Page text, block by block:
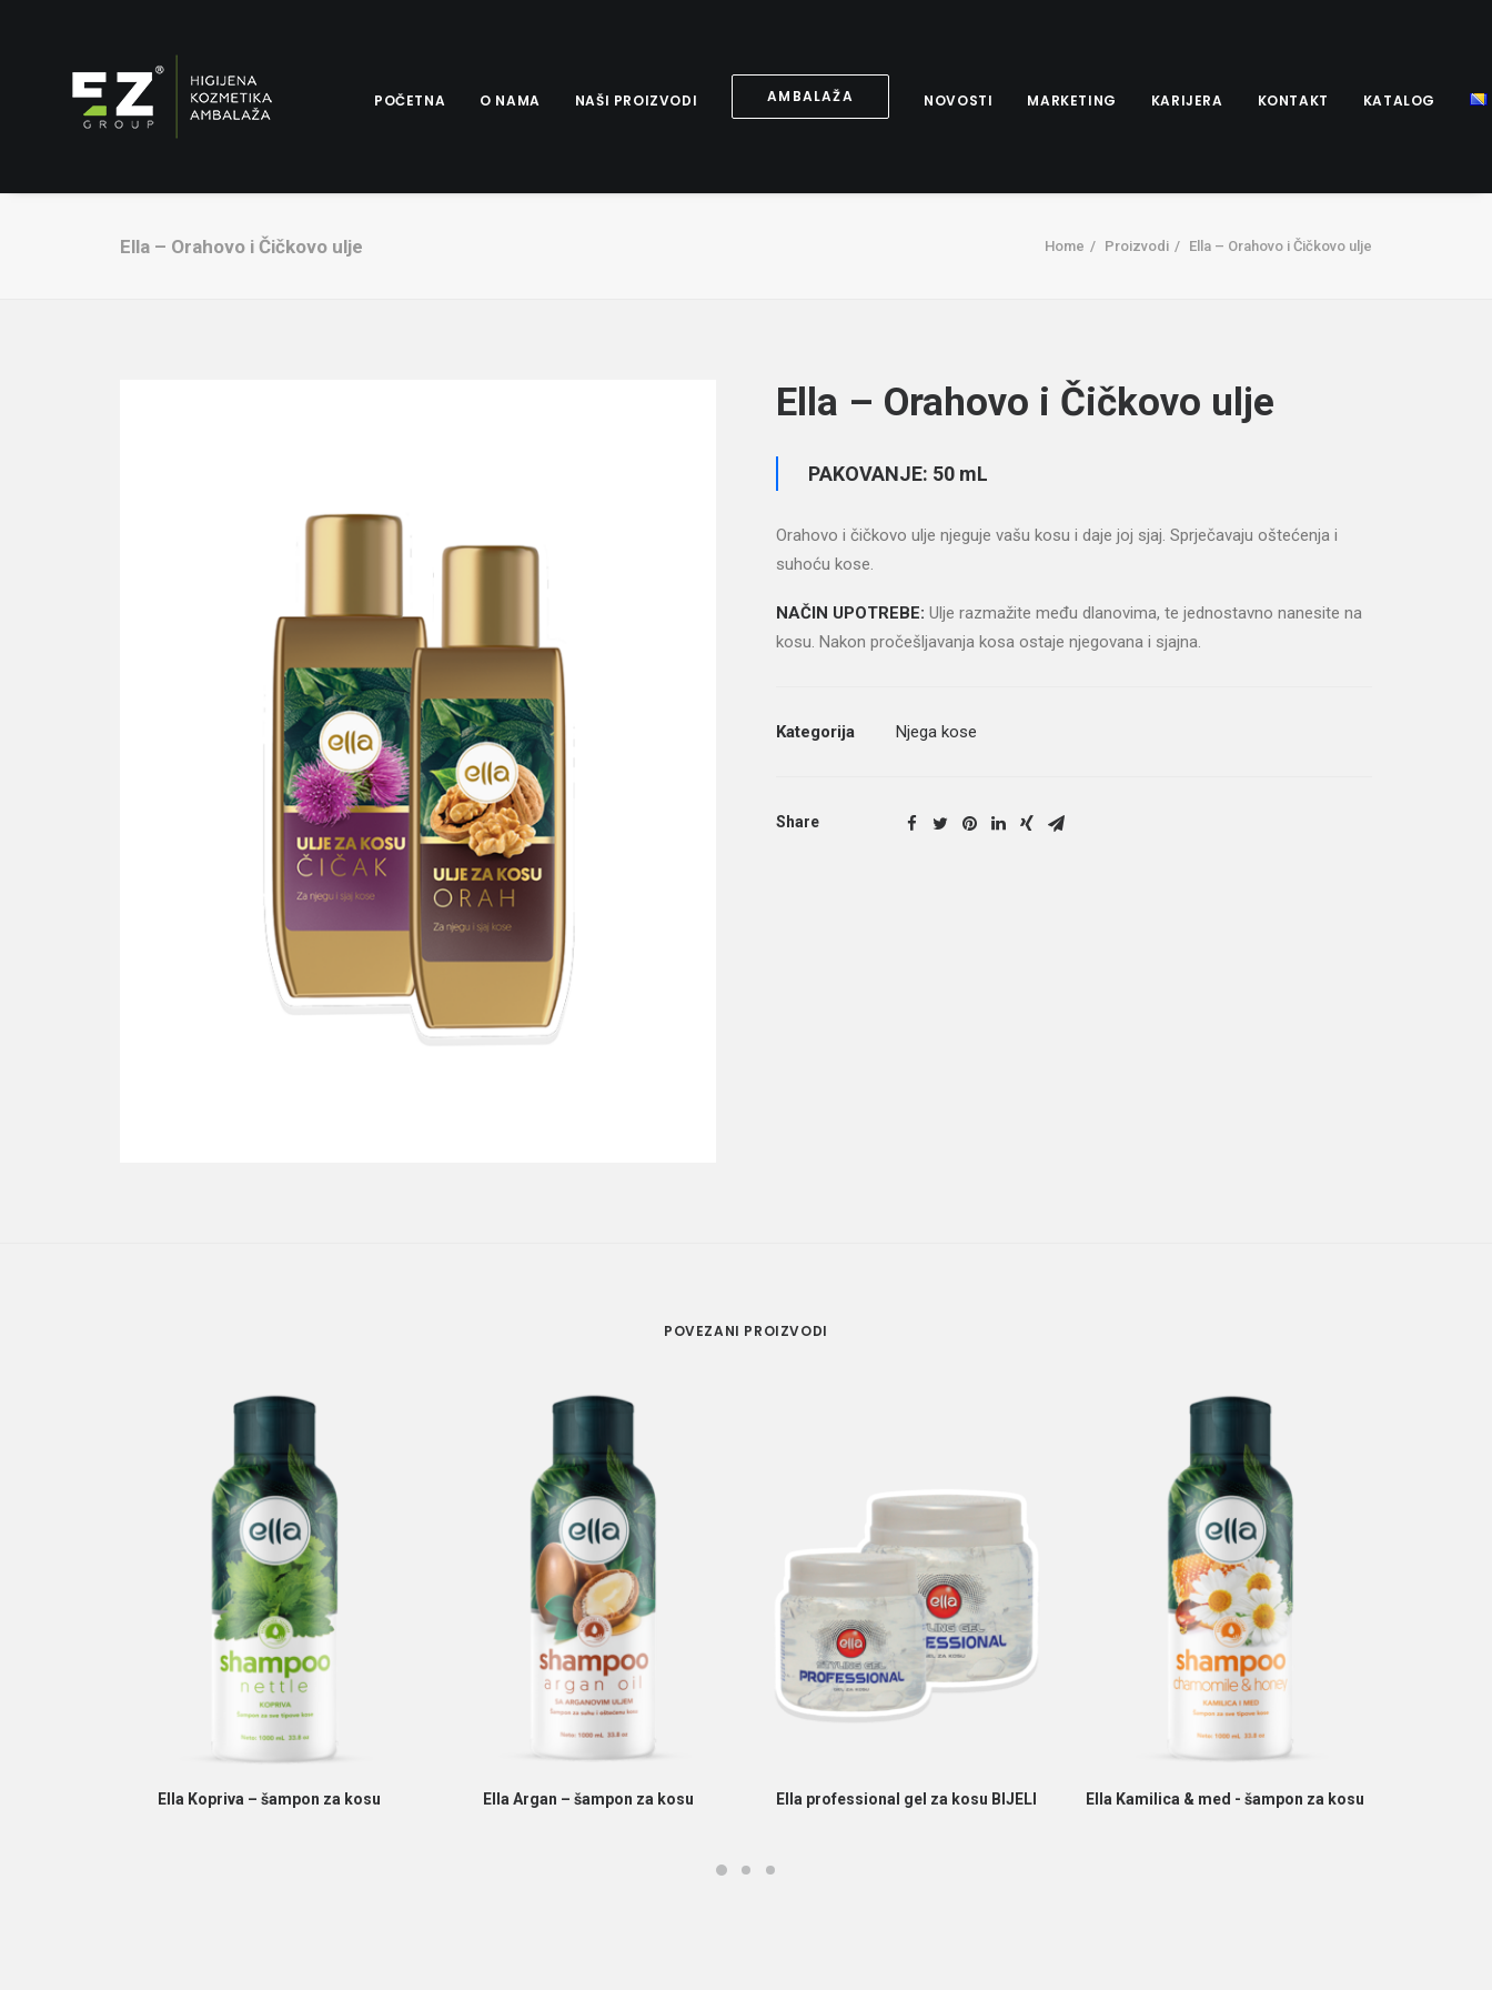
POČETNA O NAMA NAŠI PROIZVODI AMBALAŽA NOVOSTI MARKETING KARIJERA KONTAKT KATALOG
Ella – Orahovo i Čičkovo ulje Home Proizvodi Ella – Orahovo i Čičkovo ulje
Ella – Orahovo i Čičkovo ulje
PAKOVANJE: 50 mL
Orahovo i čičkovo ulje njeguje vašu kosu i daje joj sjaj. Sprječavaju oštećenja i
suhoću kose.
NAČIN UPOTREBE: Ulje razmažite među dlanovima, te jednostavno nanesite na
kosu. Nakon pročešljavanja kosa ostaje njegovana i sjajna.
Kategorija Njega kose
Share
POVEZANI PROIZVODI
PROČITAJ VIŠE
Ella Kopriva – šampon za kosu PROČITAJ VIŠE
Ella Argan – šampon za kosu PROČITAJ VIŠE
Ella professional gel za kosu BIJELI PROČITAJ VIŠE
Ella Kamilica & med - šampon za kosu